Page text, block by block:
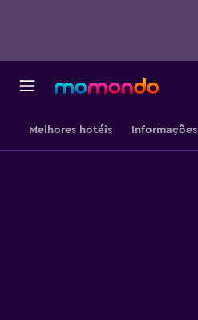
Melhores hotéis Informações